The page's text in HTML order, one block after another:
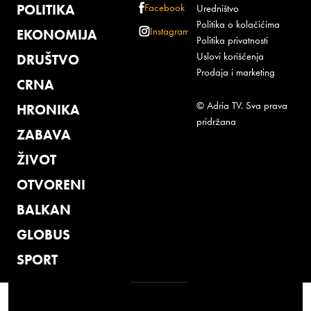
POLITIKA
EKONOMIJA
DRUŠTVO
CRNA
HRONIKA
ZABAVA
ŽIVOT
OTVORENI
BALKAN
GLOBUS
SPORT
Facebook
Instagram
Uredništvo
Politika o kolačićima
Politika privatnosti
Uslovi korišćenja
Prodaja i marketing
© Adria TV. Sva prava
pridržana